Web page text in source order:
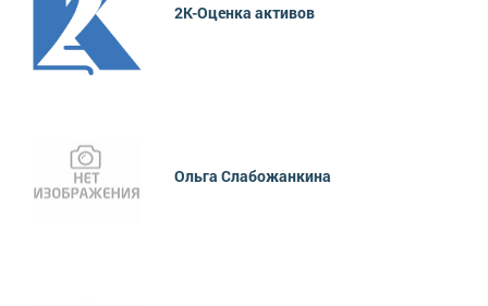
2К-Оценка активов
Ольга Слабожанкина